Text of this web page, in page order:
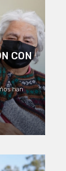
CON
han